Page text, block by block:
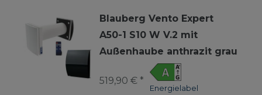
Blauberg Vento Expert
A50-1 S10 W V.2 mit
Außenhaube anthrazit grau
Energielabel
519,90 € *